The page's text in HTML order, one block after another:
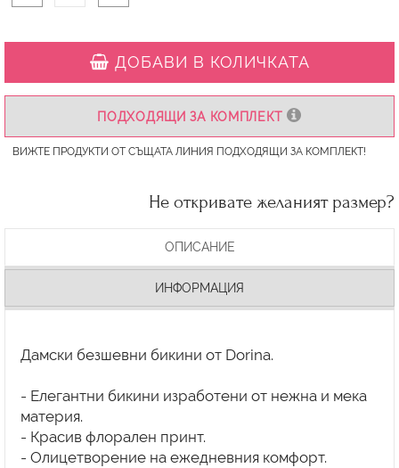
ДОБАВИ В КОЛИЧКАТА
ПОДХОДЯЩИ ЗА КОМПЛЕКТ
ВИЖТЕ ПРОДУКТИ ОТ СЪЩАТА ЛИНИЯ ПОДХОДЯЩИ ЗА КОМПЛЕКТ!
Не откривате желаният размер?
ОПИСАНИЕ
ИНФОРМАЦИЯ
Дамски безшевни бикини от Dorina.
- Елегантни бикини изработени от нежна и мека
материя.
- Красив флорален принт.
- Олицетворение на ежедневния комфорт.